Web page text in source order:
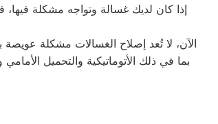
إذا كان لديك غسالة وتواجه مشكلة
الآن، لا تُعد إصلاح الغسالات مشكلة